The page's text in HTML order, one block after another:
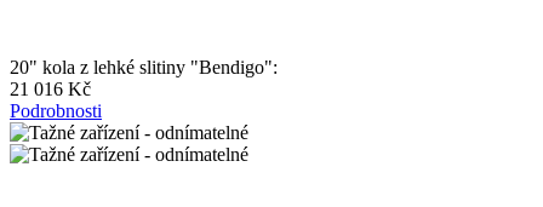
20" kola z lehké slitiny "Bendigo":
21 016 Kč
Podrobnosti